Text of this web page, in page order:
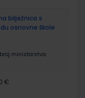
bilježnica s
osnovne škole
ministarstva:
€